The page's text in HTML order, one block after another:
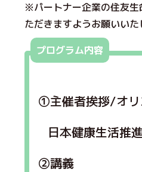
※パートナー企業の住友生
ただきますようお願いいた
プログラム内容
※
①主催者挨拶/オリ
日本健康生活
➁講義